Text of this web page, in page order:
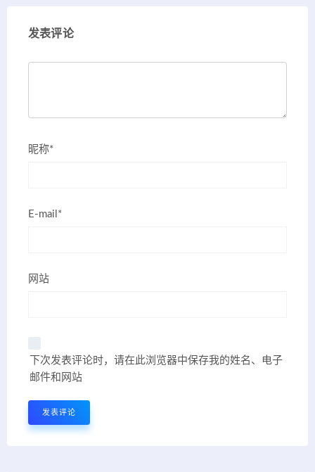
发表评论
昵称*
E-mail*
网站
下次发表评论时，请在此浏览器中保存我的姓名、电子
邮件和网站